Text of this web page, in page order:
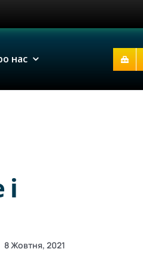
нас
8 Жовтня, 2021